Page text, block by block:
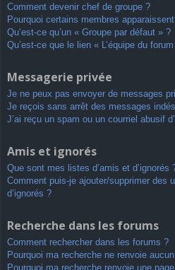
Comment devenir chef de groupe ?
Pourquoi certains membres
Qu’est-ce qu’un « Groupe par défaut » ?
Qu’est-ce que le lien « L’équipe du
Messagerie privée
Je ne peux pas envoyer de messages
Je reçois sans arrêt des messages
J’ai reçu un spam ou un courriel abusif
Amis et ignorés
Que sont mes listes d’amis et d’ignorés
Comment puis-je ajouter/supprimer des
d’ignorés ?
Recherche dans les forums
Comment rechercher dans les forums ?
Pourquoi ma recherche ne renvoie
Pourquoi ma recherche renvoie une